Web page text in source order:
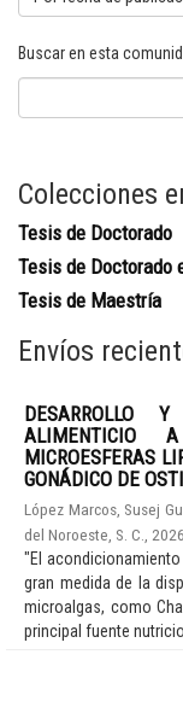
Buscar en esta
Colecciones
Tesis de Doctorado
Tesis de Doctorado
Tesis de Maestría
Envíos
DESARROLLO
ALIMENTICIO
MICROESFERAS
GONÁDICO DE
López Marcos, Susej
del Noroeste, S. C.
2026
"El
gran medida de la
microalgas, como
principal fuente